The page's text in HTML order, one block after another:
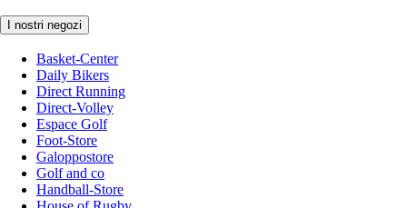
I nostri negozi
Basket-Center
Daily Bikers
Direct Running
Direct-Volley
Espace Golf
Foot-Store
Galoppostore
Golf and co
Handball-Store